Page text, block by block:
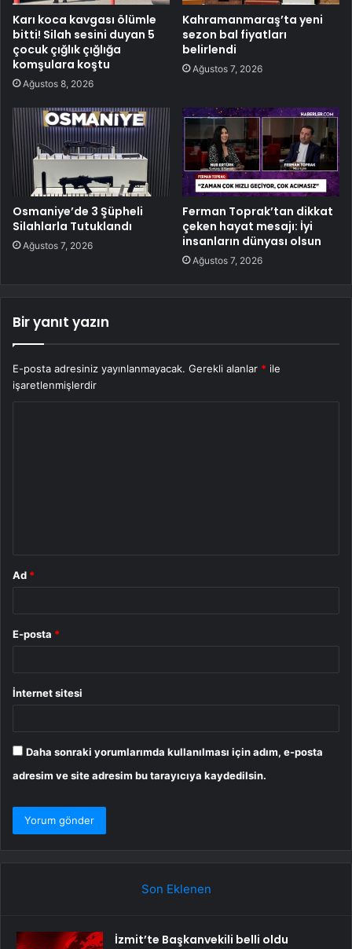
Karı koca kavgası ölümle
bitti! Silah sesini duyan 5
çocuk çığlık çığlığa
komşulara koştu
Ağustos 8, 2026
Kahramanmaraş’ta yeni
sezon bal fiyatları
belirlendi
Ağustos 7, 2026
Osmaniye’de 3 Şüpheli
Silahlarla Tutuklandı
Ağustos 7, 2026
Ferman Toprak’tan dikkat
çeken hayat mesajı: İyi
insanların dünyası olsun
Ağustos 7, 2026
Bir yanıt yazın
E-posta adresiniz yayınlanmayacak. Gerekli alanlar * ile
işaretlenmişlerdir
Ad *
E-posta *
İnternet sitesi
Daha sonraki yorumlarımda kullanılması için adım, e-posta
adresim ve site adresim bu tarayıcıya kaydedilsin.
Son Eklenen
İzmit’te Başkanvekili belli oldu